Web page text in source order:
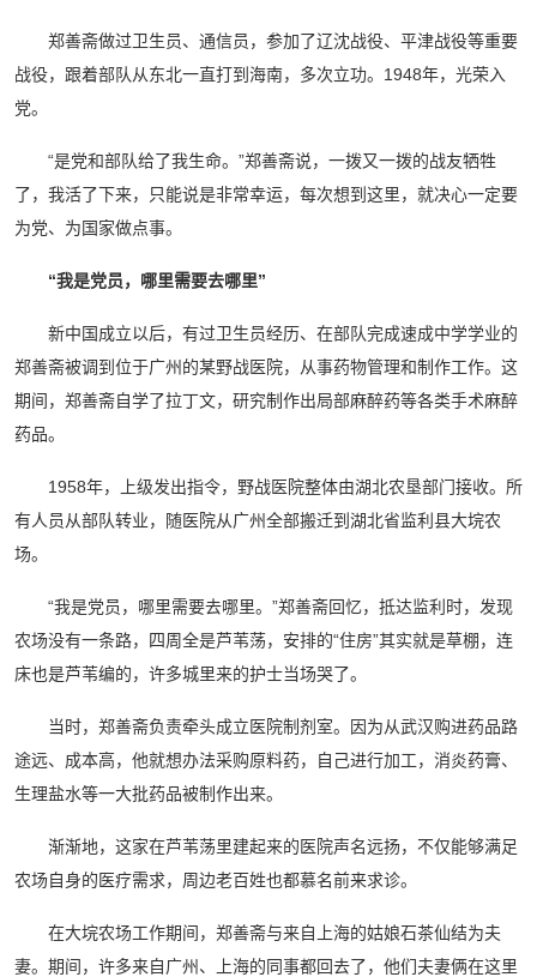
郑善斋做过卫生员、通信员，参加了辽沈战役、平津战役等重要
战役，跟着部队从东北一直打到海南，多次立功。1948年，光荣入
党。
“是党和部队给了我生命。”郑善斋说，一拨又一拨的战友牺牲
了，我活了下来，只能说是非常幸运，每次想到这里，就决心一定要
为党、为国家做点事。
“我是党员，哪里需要去哪里”
新中国成立以后，有过卫生员经历、在部队完成速成中学学业的
郑善斋被调到位于广州的某野战医院，从事药物管理和制作工作。这
期间，郑善斋自学了拉丁文，研究制作出局部麻醉药等各类手术麻醉
药品。
1958年，上级发出指令，野战医院整体由湖北农垦部门接收。所
有人员从部队转业，随医院从广州全部搬迁到湖北省监利县大垸农
场。
“我是党员，哪里需要去哪里。”郑善斋回忆，抵达监利时，发现
农场没有一条路，四周全是芦苇荡，安排的“住房”其实就是草棚，连
床也是芦苇编的，许多城里来的护士当场哭了。
当时，郑善斋负责牵头成立医院制剂室。因为从武汉购进药品路
途远、成本高，他就想办法采购原料药，自己进行加工，消炎药膏、
生理盐水等一大批药品被制作出来。
渐渐地，这家在芦苇荡里建起来的医院声名远扬，不仅能够满足
农场自身的医疗需求，周边老百姓也都慕名前来求诊。
在大垸农场工作期间，郑善斋与来自上海的姑娘石茶仙结为夫
妻。期间，许多来自广州、上海的同事都回去了，他们夫妻俩在这里